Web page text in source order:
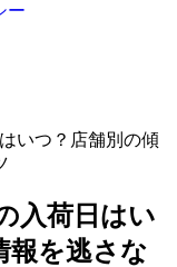
ー
いつ？店舗別の傾
入荷日はい
報を逃さな